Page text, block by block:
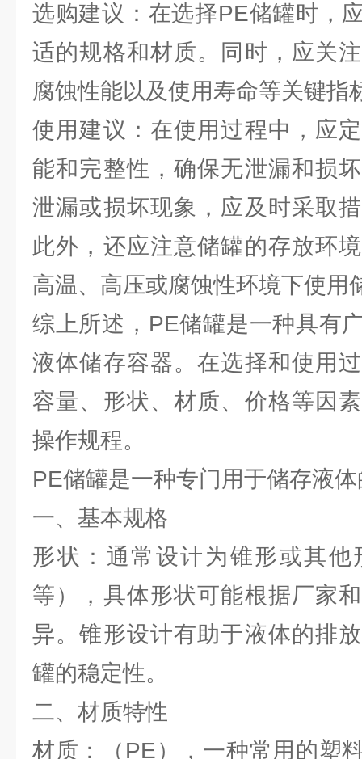
选购建议：在选择PE储罐时，
适的规格和材质。同时，应关
腐蚀性能以及使用寿命等关键指
使用建议：在使用过程中，应
能和完整性，确保无泄漏和损
泄漏或损坏现象，应及时采取
此外，还应注意储罐的存放环
高温、高压或腐蚀性环境下使用
综上所述，PE储罐是一种具有
液体储存容器。在选择和使用
容量、形状、材质、价格等因
操作规程。
PE储罐是一种专门用于储存液
一、基本规格
形状：通常设计为锥形或其
等），具体形状可能根据厂家
异。锥形设计有助于液体的排
罐的稳定性。
二、材质特性
材质：（PE），一种常用的塑